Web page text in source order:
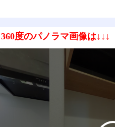
度のパノラマ画像は↓↓↓